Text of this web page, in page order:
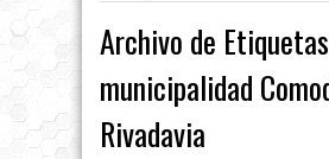
Archivo de
municipalidad
Rivadavia